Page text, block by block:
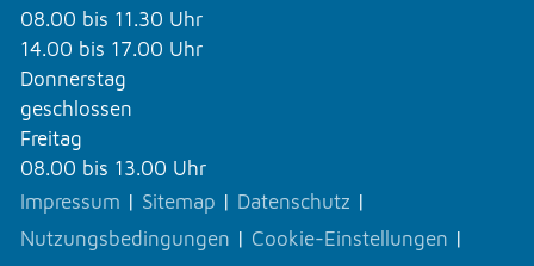
08.00 bis 11.30 Uhr
14.00 bis 17.00 Uhr
Donnerstag
geschlossen
Freitag
08.00 bis 13.00 Uhr
Impressum | Sitemap | Datenschutz |
Nutzungsbedingungen | Cookie-Einstellungen |